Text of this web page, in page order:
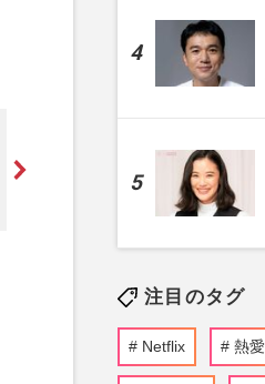
注目のタグ
Netflix 熱愛